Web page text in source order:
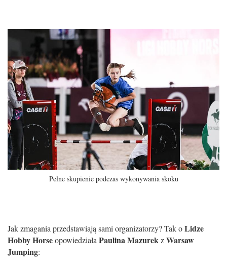
Pełne skupienie podczas wykonywania skoku
Jak zmagania przedstawiają sami organizatorzy? Tak oLidze
Hobby HorseopowiedziałaPaulina MazurekzWarsaw
Jumping: